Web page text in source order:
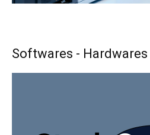
Softwares - Hardwares